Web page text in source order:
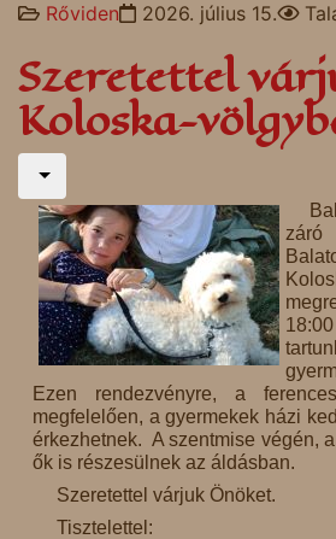
Rőviden 2026. július 15.
Szeretettel
Koloska-
Ezen rendezvényre, a
megfelelően, a gyermekek házi
érkezhetnek. A szentmise végén,
ők is részesülnek az áldásban.
Szeretettel várjuk Önöket.
Tisztelettel: